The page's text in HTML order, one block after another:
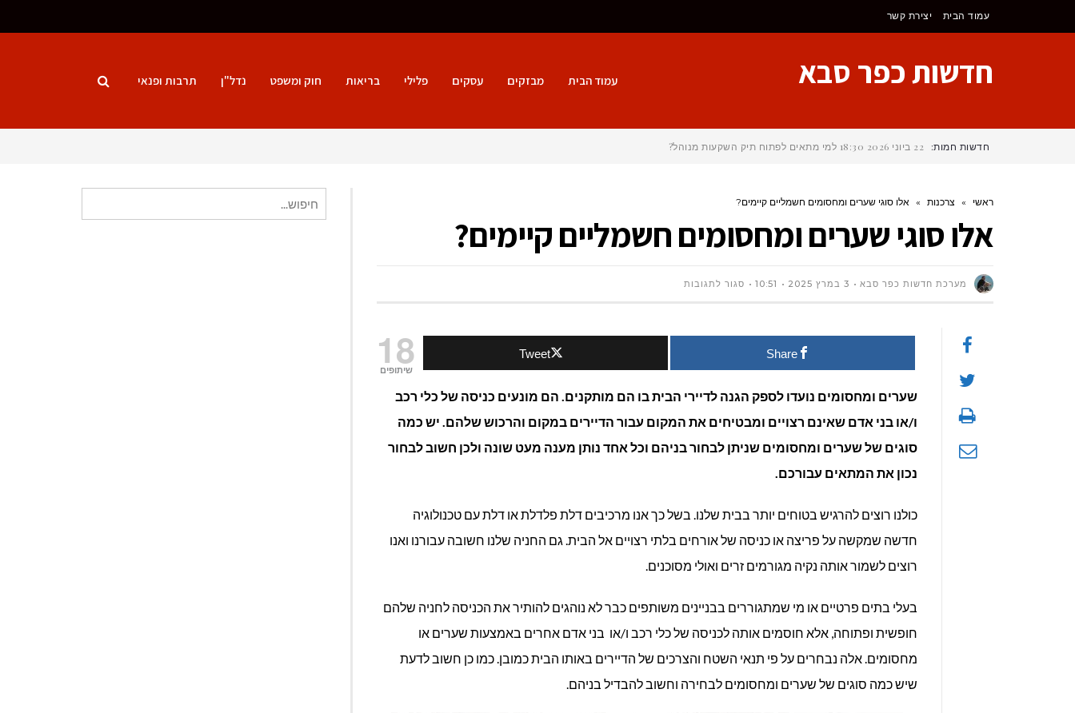
עמוד הבית יצירת קשר
חדשות כפר סבא עמוד הבית מבזקים עסקים פלילי בריאות חוק ומשפט נדל"ן תרבות ופנאי
חדשות חמות: 22 ביוני 2026 18:30 למי מתאים לפתוח תיק השקעות מנוהל?
ראשי » צרכנות » אלו סוגי שערים ומחסומים חשמליים קיימים?
אלו סוגי שערים ומחסומים חשמליים קיימים?
מערכת חדשות כפר סבא 3 במרץ 2025 10:51 סגור לתגובותעל
ומחסומים
18
שיתופים
Share
Tweet
שערים ומחסומים נועדו לספק הגנה לדיירי הבית בו הם מותקנים. הם מונעים כניסה של כלי רכב
ו/או בני אדם שאינם רצויים ומבטיחים את המקום עבור הדיירים במקום והרכוש שלהם. יש כמה
סוגים של שערים ומחסומים שניתן לבחור בניהם וכל אחד נותן מענה מעט שונה ולכן חשוב לבחור
נכון את המתאים עבורכם.
כולנו רוצים להרגיש בטוחים יותר בבית שלנו. בשל כך אנו מרכיבים דלת פלדלת או דלת עם טכנולוגיה
חדשה שמקשה על פריצה או כניסה של אורחים בלתי רצויים אל הבית. גם החניה שלנו חשובה עבורנו ואנו
רוצים לשמור אותה נקיה מגורמים זרים ואולי מסוכנים.
בעלי בתים פרטיים או מי שמתגוררים בבניינים משותפים כבר לא נוהגים להותיר את הכניסה לחניה שלהם
חופשית ופתוחה, אלא חוסמים אותה לכניסה של כלי רכב ו/או בני אדם אחרים באמצעות שערים או
מחסומים. אלה נבחרים על פי תנאי השטח והצרכים של הדיירים באותו הבית כמובן. כמו כן חשוב לדעת
שיש כמה סוגים של שערים ומחסומים לבחירה וחשוב להבדיל בניהם.
עבור: